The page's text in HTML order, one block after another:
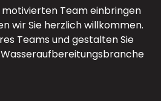
motivierten Team einbringen
wir Sie herzlich willkommen.
Teams und gestalten Sie